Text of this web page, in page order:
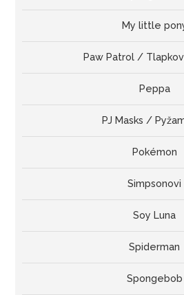
My little
Paw Patrol /
Peppa
PJ Masks /
Pokémon
Simpsonovi
Soy Luna
Spiderman
Spongebob